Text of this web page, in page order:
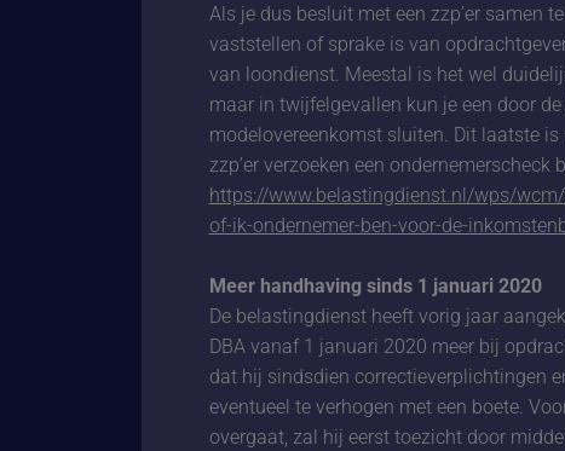
Als je dus besluit met een zzp’er samen
vaststellen of sprake is van
van loondienst. Meestal is het wel
maar in twijfelgevallen kun je een door
modelovereenkomst sluiten. Dit laatste
zzp’er verzoeken een
https://www.belastingdienst.nl/wps/
of-ik-ondernemer-ben-voor-de-
Meer handhaving sinds 1 januari 2020
De belastingdienst heeft vorig jaar
DBA vanaf 1 januari 2020 meer bij
dat hij sindsdien correctieverplichtingen
eventueel te verhogen met een boete.
overgaat, zal hij eerst toezicht door